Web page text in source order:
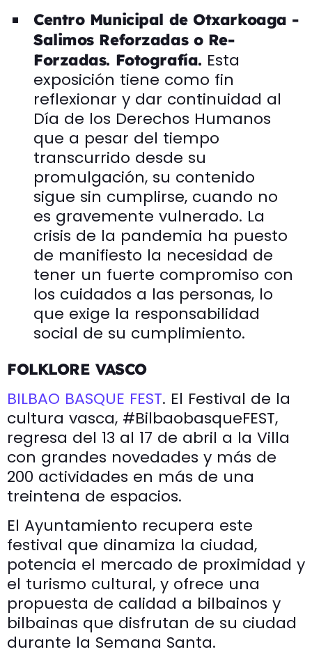
Centro Municipal de Otxarkoaga -
Salimos Reforzadas o Re-
Forzadas. Fotografía. Esta
exposición tiene como fin
reflexionar y dar continuidad al
Día de los Derechos Humanos
que a pesar del tiempo
transcurrido desde su
promulgación, su contenido
sigue sin cumplirse, cuando no
es gravemente vulnerado. La
crisis de la pandemia ha puesto
de manifiesto la necesidad de
tener un fuerte compromiso con
los cuidados a las personas, lo
que exige la responsabilidad
social de su cumplimiento.
FOLKLORE VASCO
BILBAO BASQUE FEST. El Festival de la
cultura vasca, #BilbaobasqueFEST,
regresa del 13 al 17 de abril a la Villa
con grandes novedades y más de
200 actividades en más de una
treintena de espacios.
El Ayuntamiento recupera este
festival que dinamiza la ciudad,
potencia el mercado de proximidad y
el turismo cultural, y ofrece una
propuesta de calidad a bilbainos y
bilbainas que disfrutan de su ciudad
durante la Semana Santa.